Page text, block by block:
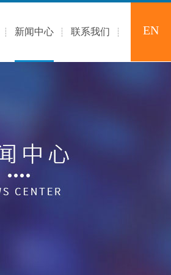
EN
新闻中心 联系我们